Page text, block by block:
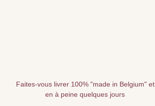
Faites-vous livrer 100% "made in Belgium" et
en à peine quelques jours